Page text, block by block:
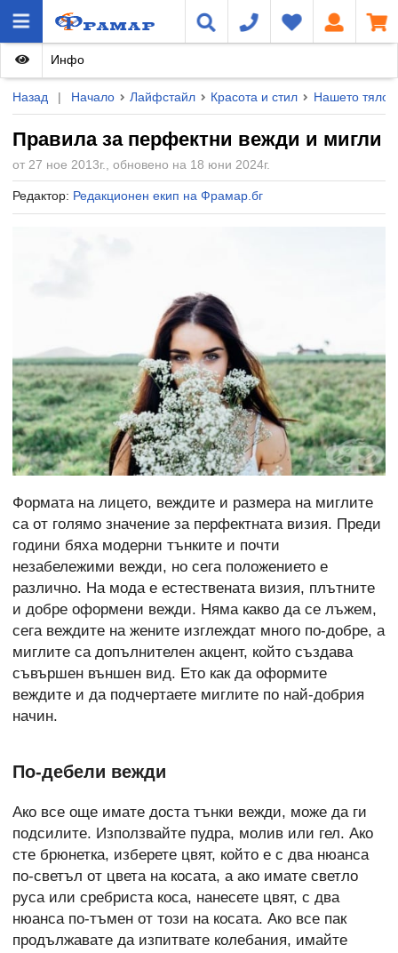
Назад | Начало Лайфстайл Красота и стил Нашето тяло
Правила за перфектни вежди и мигли
от 27 ное 2013г., обновено на 18 юни 2024г.
Редактор: Редакционен екип на Фрамар.бг
Инфо
Формата на лицето, веждите и размера на миглите
са от голямо значение за перфектната визия. Преди
години бяха модерни тънките и почти
незабележими вежди, но сега положението е
различно. На мода е естествената визия, плътните
и добре оформени вежди. Няма какво да се лъжем,
сега веждите на жените изглеждат много по-добре, а
миглите са допълнителен акцент, който създава
съвършен външен вид. Ето как да оформите
веждите и да подчертаете миглите по най-добрия
начин.
По-дебели вежди
Ако все още имате доста тънки вежди, може да ги
подсилите. Използвайте пудра, молив или гел. Ако
сте брюнетка, изберете цвят, който е с два нюанса
по-светъл от цвета на косата, а ако имате светло
руса или сребриста коса, нанесете цвят, с два
нюанса по-тъмен от този на косата. Ако все пак
продължавате да изпитвате колебания, имайте